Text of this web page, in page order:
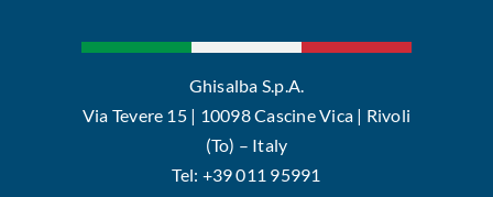
Ghisalba S.p.A.
Via Tevere 15 | 10098 Cascine Vica | Rivoli
(To) – Italy
Tel: +39 011 95991